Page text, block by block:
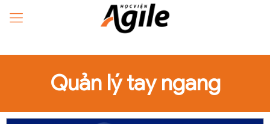
Quản lý tay ngang